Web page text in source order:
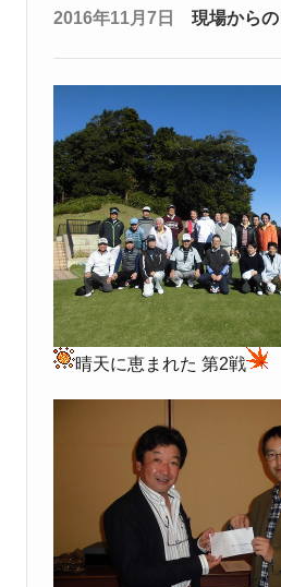
2016年11月7日 現場から
晴天に恵まれた 第2戦